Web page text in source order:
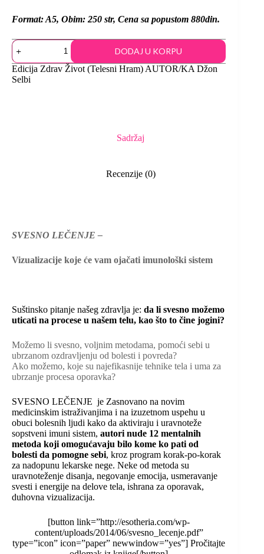
Format: A5, Obim: 250 str, Cena sa popustom 880din.
DODAJ U KORPU
Edicija Zdrav Život (Telesni Hram) AUTOR/KA Džon
Selbi
Sadržaj
Recenzije (0)
SVESNO LEČENJE –
Vizualizacije koje će vam ojačati imunološki sistem
Suštinsko pitanje našeg zdravlja je: da li svesno možemo
uticati na procese u našem telu, kao što to čine jogini?
Možemo li svesno, voljnim metodama, pomoći sebi u
ubrzanom ozdravljenju od bolesti i povreda?
Ako možemo, koje su najefikasnije tehnike tela i uma za
ubrzanje procesa oporavka?
SVESNO LEČENJE je Zasnovano na novim
medicinskim istraživanjima i na izuzetnom uspehu u
obuci bolesnih ljudi kako da aktiviraju i uravnoteže
sopstveni imuni sistem, autori nude 12 mentalnih
metoda koji omogućavaju bilo kome ko pati od
bolesti da pomogne sebi, kroz program korak-po-korak
za nadopunu lekarske nege. Neke od metoda su
uravnoteženje disanja, negovanje emocija, usmeravanje
svesti i energije na delove tela, ishrana za oporavak,
duhovna vizualizacija.
[button link=”http://esotheria.com/wp-
content/uploads/2014/06/svesno_lecenje.pdf”
type=”icon” icon=”paper” newwindow=”yes”] Pročitajte